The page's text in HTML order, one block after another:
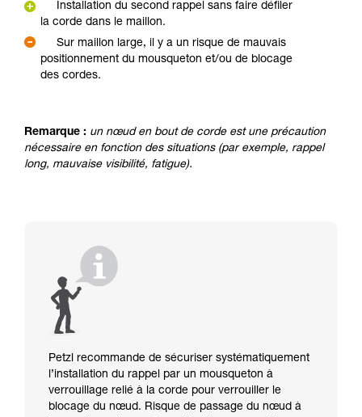
Installation du second rappel sans faire défiler
la corde dans le maillon.
Sur maillon large, il y a un risque de mauvais
positionnement du mousqueton et/ou de blocage
des cordes.
Remarque : un nœud en bout de corde est une précaution
nécessaire en fonction des situations (par exemple, rappel
long, mauvaise visibilité, fatigue).
Petzl recommande de sécuriser systématiquement
l’installation du rappel par un mousqueton à
verrouillage relié à la corde pour verrouiller le
blocage du nœud. Risque de passage du nœud à